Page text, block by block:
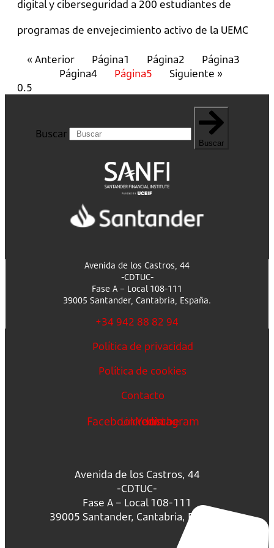
digital y ciberseguridad a 200 estudiantes de
programas de envejecimiento activo de la UEMC
« Anterior Página1 Página2 Página3
Página4 Página5 Siguiente »
Buscar
Buscar
Avenida de los Castros, 44
-CDTUC-
Fase A – Local 108-111
39005 Santander, Cantabria, España.
+34 942 88 82 94
Política de privacidad
Política de cookies
Contacto
FacebookLinkedin
Youtube
Instagram
Avenida de los Castros, 44
-CDTUC-
Fase A – Local 108-111
39005 Santander, Cantabria, España.